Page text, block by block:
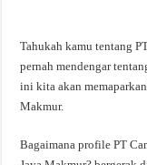
Tahukah kamu tentang
pernah mendengar
ini kita akan
Makmur.
Bagaimana profile PT